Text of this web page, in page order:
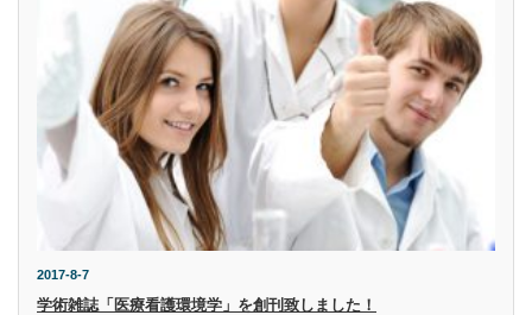
2017-8-7
学術雑誌「医療看護環境学」を創刊致しました！